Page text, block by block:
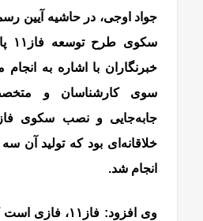
جواد اوجی، در حاشیه آیین
خبرنگاران با اشاره به
سوی کارشناسان و
خلاقانه‌‌‌‌‌‌ای بود که تولید آن
انجام شد.
وی افزود: